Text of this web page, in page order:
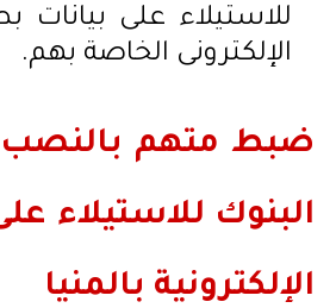
للاستيلاء على بيانات
الإلكترونى الخاصة بهم.
ضبط متهم بالنصب
البنوك للاستيلاء
الإلكترونية بالمنيا